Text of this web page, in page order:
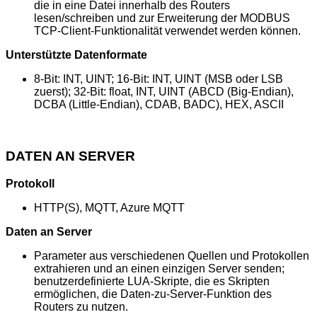
die in eine Datei innerhalb des Routers
lesen/schreiben und zur Erweiterung der MODBUS
TCP-Client-Funktionalität verwendet werden können.
Unterstützte Datenformate
8-Bit: INT, UINT; 16-Bit: INT, UINT (MSB oder LSB
zuerst); 32-Bit: float, INT, UINT (ABCD (Big-Endian),
DCBA (Little-Endian), CDAB, BADC), HEX, ASCII
DATEN AN SERVER
Protokoll
HTTP(S), MQTT, Azure MQTT
Daten an Server
Parameter aus verschiedenen Quellen und Protokollen
extrahieren und an einen einzigen Server senden;
benutzerdefinierte LUA-Skripte, die es Skripten
ermöglichen, die Daten-zu-Server-Funktion des
Routers zu nutzen.